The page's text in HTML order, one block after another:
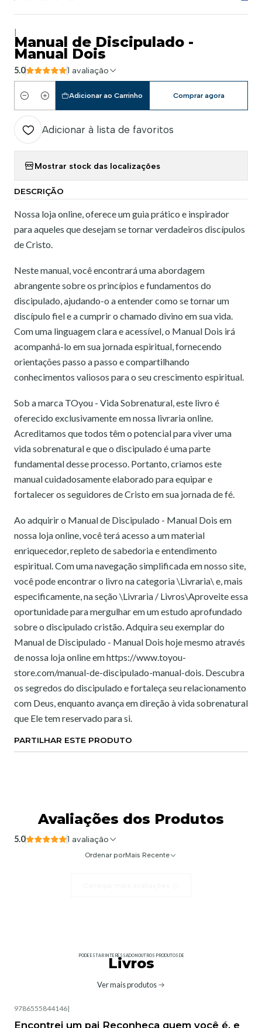
Manual de Discipulado -
Manual Dois
5.0 1 avaliação
Quantidade
Adicionar ao Carrinho Comprar agora
Adicionar à lista de favoritos
Mostrar stock das localizações
DESCRIÇÃO
Nossa loja online, oferece um guia prático e inspirador
para aqueles que desejam se tornar verdadeiros discípulos
de Cristo.
Neste manual, você encontrará uma abordagem
abrangente sobre os princípios e fundamentos do
discipulado, ajudando-o a entender como se tornar um
discípulo fiel e a cumprir o chamado divino em sua vida.
Com uma linguagem clara e acessível, o Manual Dois irá
acompanhá-lo em sua jornada espiritual, fornecendo
orientações passo a passo e compartilhando
conhecimentos valiosos para o seu crescimento espiritual.
Sob a marca TOyou - Vida Sobrenatural, este livro é
oferecido exclusivamente em nossa livraria online.
Acreditamos que todos têm o potencial para viver uma
vida sobrenatural e que o discipulado é uma parte
fundamental desse processo. Portanto, criamos este
manual cuidadosamente elaborado para equipar e
fortalecer os seguidores de Cristo em sua jornada de fé.
Ao adquirir o Manual de Discipulado - Manual Dois em
nossa loja online, você terá acesso a um material
enriquecedor, repleto de sabedoria e entendimento
espiritual. Com uma navegação simplificada em nosso site,
você pode encontrar o livro na categoria \Livraria\ e, mais
especificamente, na seção \Livraria / Livros\Aproveite essa
oportunidade para mergulhar em um estudo aprofundado
sobre o discipulado cristão. Adquira seu exemplar do
Manual de Discipulado - Manual Dois hoje mesmo através
de nossa loja online em https://www.toyou-
store.com/manual-de-discipulado-manual-dois. Descubra
os segredos do discipulado e fortaleça seu relacionamento
com Deus, enquanto avança em direção à vida sobrenatural
que Ele tem reservado para si.
PARTILHAR ESTE PRODUTO
Avaliações dos Produtos
5.0 1 avaliação
Ordenar porMais Recente
PODE ESTAR INTERESSADO NOUTROS PRODUTOS DE
Livros
Ver mais produtos
9786555844146|
Encontrei um pai Reconheça quem você é, e